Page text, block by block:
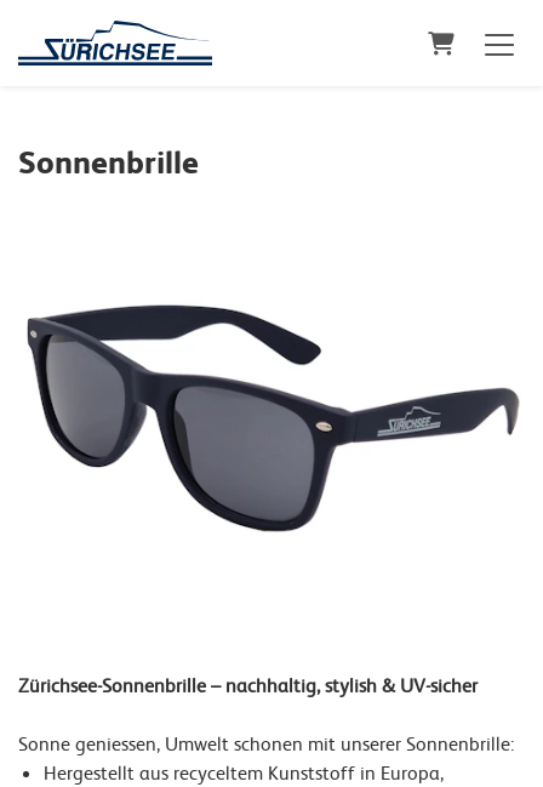
Warenkorb
Sonnenbrille
Zürichsee-Sonnenbrille – nachhaltig, stylish & UV-sicher
Sonne geniessen, Umwelt schonen mit unserer Sonnenbrille:
Hergestellt aus recyceltem Kunststoff in Europa,